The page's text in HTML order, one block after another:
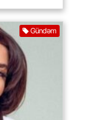
Gündəm